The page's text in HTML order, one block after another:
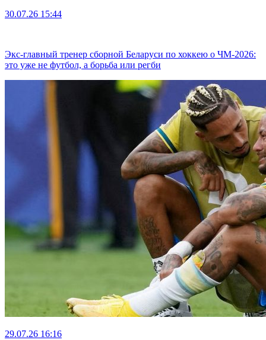
30.07.26 15:44
Экс-главный тренер сборной Беларуси по хоккею о ЧМ-2026:
это уже не футбол, а борьба или регби
29.07.26 16:16